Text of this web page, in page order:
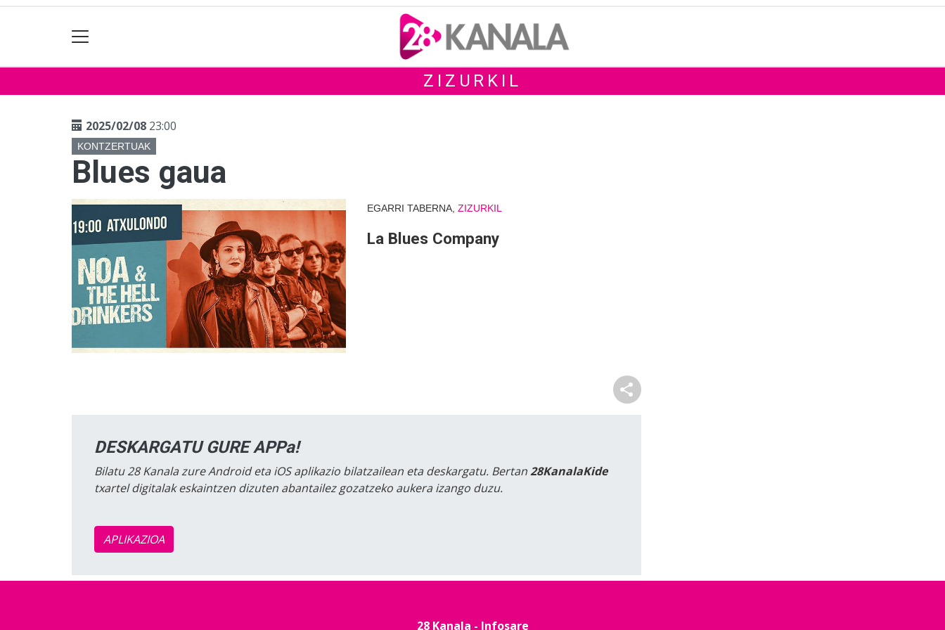
ZIZURKIL
2025/02/08 23:00
KONTZERTUAK
Blues gaua
EGARRI TABERNA, ZIZURKIL
La Blues Company
DESKARGATU GURE APPa!
Bilatu 28 Kanala zure Android eta iOS aplikazio bilatzailean eta deskargatu. Bertan28KanalaKide
txartel digitalak eskaintzen dizuten abantailez gozatzeko aukera izango duzu.
APLIKAZIOA
28 Kanala - Infosare